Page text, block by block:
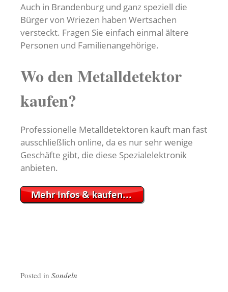
Auch in Brandenburg und ganz speziell die
Bürger von Wriezen haben Wertsachen
versteckt. Fragen Sie einfach einmal ältere
Personen und Familienangehörige.
Wo den Metalldetektor
kaufen?
Professionelle Metalldetektoren kauft man fast
ausschließlich online, da es nur sehr wenige
Geschäfte gibt, die diese Spezialelektronik
anbieten.
Posted in Sondeln